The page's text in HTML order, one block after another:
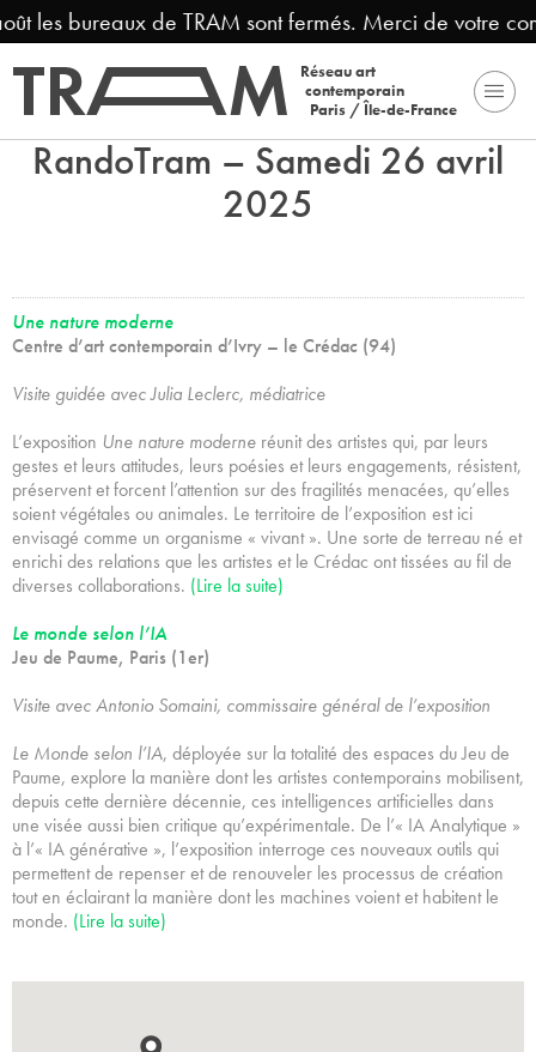
les bureaux de TRAM sont fermés. Merci de votre
Réseau art
contemporain
Paris / Île-de-France
RandoTram – Samedi 26 avril
2025
Une nature moderne
Centre d’art contemporain d’Ivry – le Crédac (94)
Visite guidée avec Julia Leclerc, médiatrice
L’exposition Une nature moderne réunit des artistes qui, par leurs
gestes et leurs attitudes, leurs poésies et leurs engagements, résistent,
préservent et forcent l’attention sur des fragilités menacées, qu’elles
soient végétales ou animales. Le territoire de l’exposition est ici
envisagé comme un organisme « vivant ». Une sorte de terreau né et
enrichi des relations que les artistes et le Crédac ont tissées au fil de
diverses collaborations. (Lire la suite)
Le monde selon l’IA
Jeu de Paume, Paris (1er)
Visite avec Antonio Somaini, commissaire général de l’exposition
Le Monde selon l’IA, déployée sur la totalité des espaces du Jeu de
Paume, explore la manière dont les artistes contemporains mobilisent,
depuis cette dernière décennie, ces intelligences artificielles dans
une visée aussi bien critique qu’expérimentale. De l’« IA Analytique »
à l’« IA générative », l’exposition interroge ces nouveaux outils qui
permettent de repenser et de renouveler les processus de création
tout en éclairant la manière dont les machines voient et habitent le
monde. (Lire la suite)